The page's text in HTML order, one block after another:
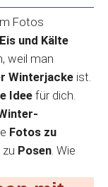
Fotos
und Kälte
weil man
Winterjacke ist.
Idee für dich.
Fotos zu
Posen . Wie